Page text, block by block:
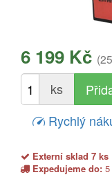
6 199 Kč
ks
Rychlý
Externí sklad 7 ks
Expedujeme do: